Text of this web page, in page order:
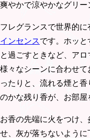
爽やかで涼やかなグリー
フレグランスで世界的に
インセンスです。ホッと
と過ごすときなど、ア
様々なシーンに合わせ
ったりと、流れる煙と
のかな残り香が、お部屋
お香の先端に火をつけ
せ、灰が落ちないよう